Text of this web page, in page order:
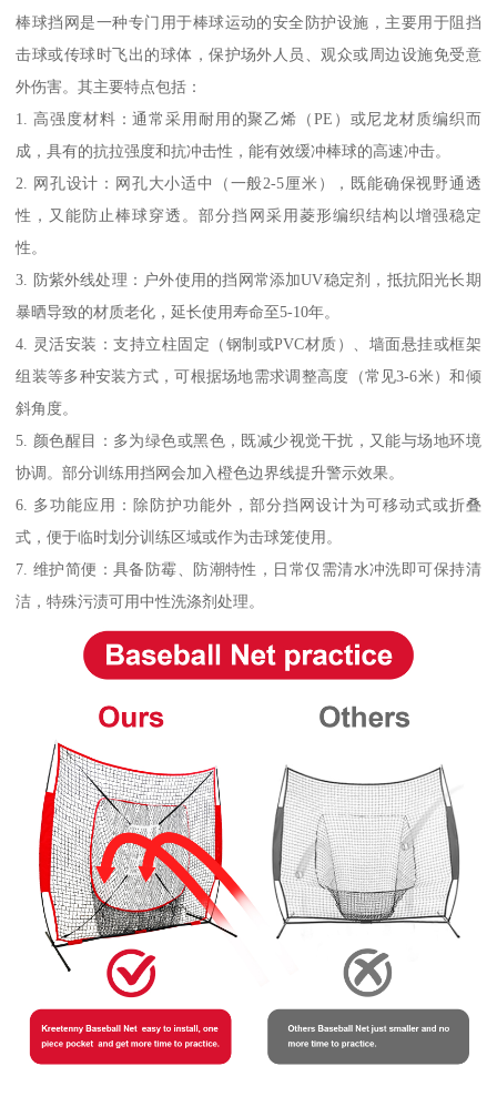
棒球挡网是一种专门用于棒球运动的安全防护设施，主要用于阻挡
击球或传球时飞出的球体，保护场外人员、观众或周边设施免受意
外伤害。其主要特点包括：
1. 高强度材料：通常采用耐用的聚乙烯（PE）或尼龙材质编织而
成，具有的抗拉强度和抗冲击性，能有效缓冲棒球的高速冲击。
2. 网孔设计：网孔大小适中（一般2-5厘米），既能确保视野通透
性，又能防止棒球穿透。部分挡网采用菱形编织结构以增强稳定
性。
3. 防紫外线处理：户外使用的挡网常添加UV稳定剂，抵抗阳光长期
暴晒导致的材质老化，延长使用寿命至5-10年。
4. 灵活安装：支持立柱固定（钢制或PVC材质）、墙面悬挂或框架
组装等多种安装方式，可根据场地需求调整高度（常见3-6米）和倾
斜角度。
5. 颜色醒目：多为绿色或黑色，既减少视觉干扰，又能与场地环境
协调。部分训练用挡网会加入橙色边界线提升警示效果。
6. 多功能应用：除防护功能外，部分挡网设计为可移动式或折叠
式，便于临时划分训练区域或作为击球笼使用。
7. 维护简便：具备防霉、防潮特性，日常仅需清水冲洗即可保持清
洁，特殊污渍可用中性洗涤剂处理。